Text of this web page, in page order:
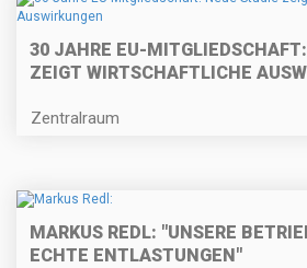
30 JAHRE EU-
ZEIGT WIRTSCHAFTLICHE
Zentralraum
MARKUS REDL: "UNSERE
ECHTE ENTLASTUNGEN"